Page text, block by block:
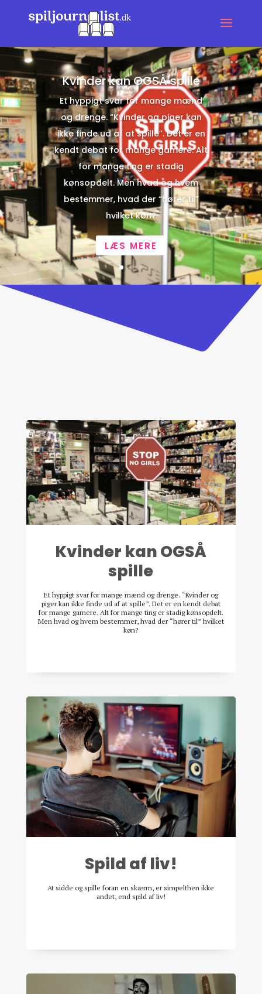
Kvinder kan OGSÅ spille
Et hyppigt svar for mange mænd
og drenge. “Kvinder og piger kan
ikke finde ud af at spille”. Det er en
kendt debat for mange gamere. Alt
for mange ting er stadig
kønsopdelt. Men hvad og hvem
bestemmer, hvad der “hører til”
hvilket køn?
LÆS MERE
Kvinder kan OGSÅ
spille
Et hyppigt svar for mange mænd og drenge. “Kvinder og
piger kan ikke finde ud af at spille”. Det er en kendt debat
for mange gamere. Alt for mange ting er stadig kønsopdelt.
Men hvad og hvem bestemmer, hvad der “hører til” hvilket
køn?
Spild af liv!
At sidde og spille foran en skærm, er simpelthen ikke
andet, end spild af liv!